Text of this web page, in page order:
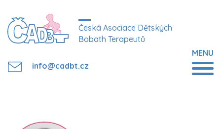
Česká Asociace Dětských
Bobath Terapeutů
info@cadbt.cz
MENU